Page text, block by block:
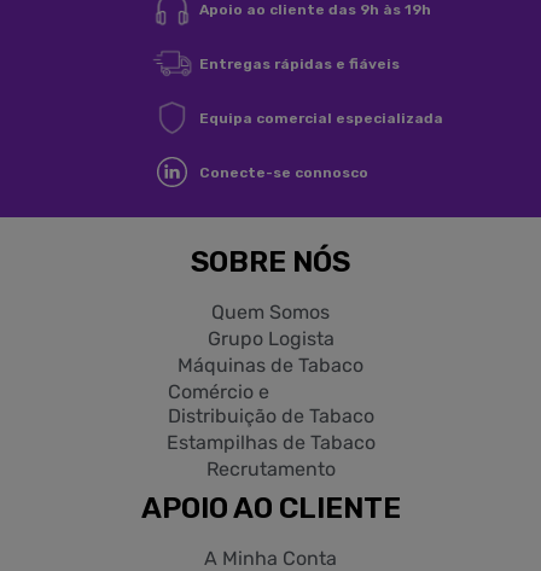
Apoio ao cliente das 9h às 19h
Entregas rápidas e fiáveis
Equipa comercial especializada
Conecte-se connosco
SOBRE NÓS
Quem Somos
Grupo Logista
Máquinas de Tabaco
Comércio e
Distribuição de Tabaco
Estampilhas de Tabaco
Recrutamento
APOIO AO CLIENTE
A Minha Conta